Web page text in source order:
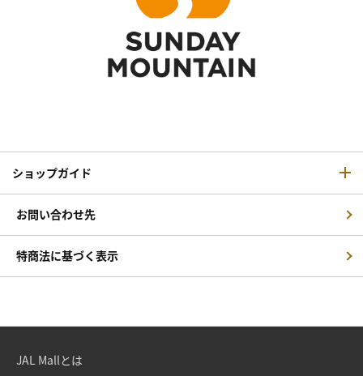
ショップガイド
お問い合わせ先
特商法に基づく表示
JAL Mallとは